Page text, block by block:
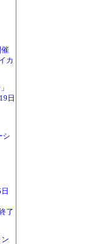
催
カ
日
シ
了